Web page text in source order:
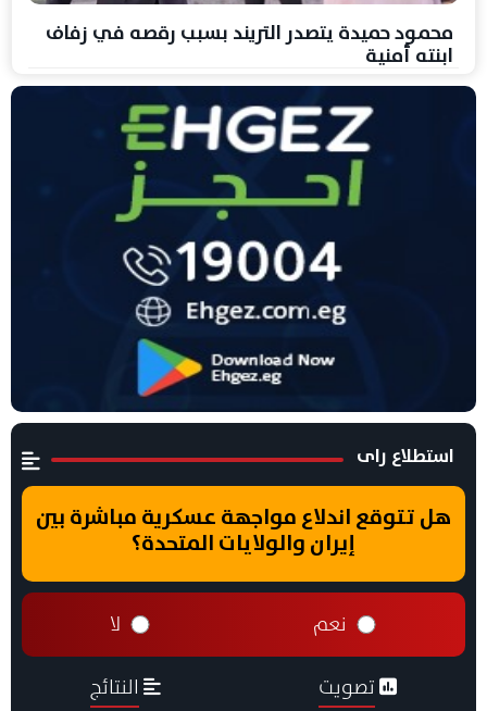
محمود حميدة يتصدر التريند بسبب رقصه في زفاف
ابنته أمنية
استطلاع راى
هل تتوقع اندلاع مواجهة عسكرية مباشرة بين
إيران والولايات المتحدة؟
نعم لا
تصويت النتائج